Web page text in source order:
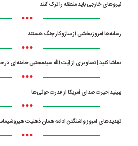
نیروهای خارجی باید منطقه را ترک کنند
•••
رسانه‌ها امروز بخشی از سازوکار جنگ هستند
•••
تماشا کنید | تصاویری از آیت الله سیدمجتبی خامنه‌ای
•••
ببینید|حیرت صدای آمریکا از قدرت حوثی‌ها
•••
تهدیدهای امروز واشنگتن ادامه همان ذهنیت
•••